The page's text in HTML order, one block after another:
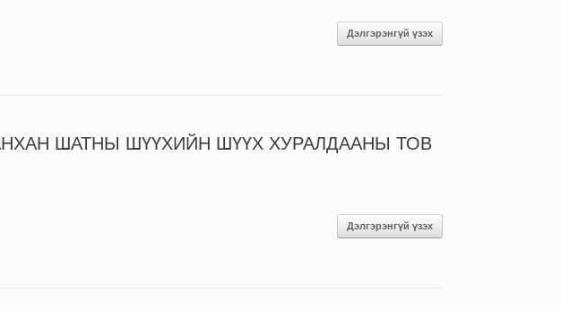
Дэлгэрэнгүй үзэх
ШАТНЫ ШҮҮХИЙН ШҮҮХ ХУРАЛДААНЫ ТОВ
Дэлгэрэнгүй үзэх